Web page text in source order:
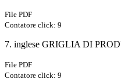
File PDF
Contatore click: 9
7. inglese GRIGLIA DI
File PDF
Contatore click: 9